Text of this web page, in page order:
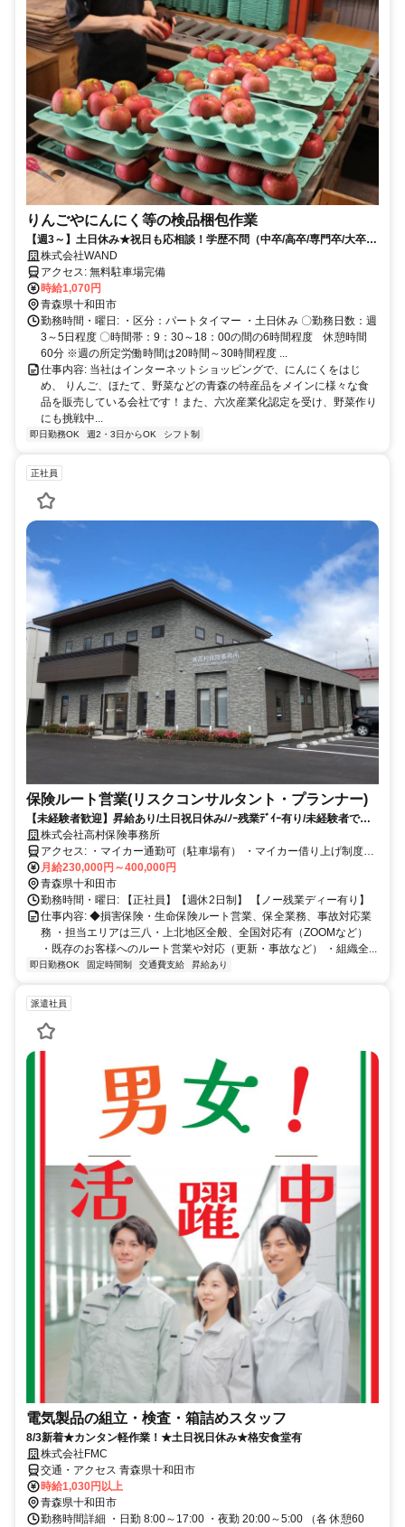
りんごやにんにく等の検品梱包作業
【週3～】土日休み★祝日も応相談！学歴不問（中卒/高卒/専門卒/大卒
OK）未経験大歓迎
株式会社WAND
アクセス: 無料駐車場完備
時給1,070円
青森県十和田市
勤務時間・曜日: ・区分：パートタイマー ・土日休み 〇勤務日数：週
3～5日程度 〇時間帯：9：30～18：00の間の6時間程度 休憩時間
60分 ※週の所定労働時間は20時間～30時間程度 ...
仕事内容: 当社はインターネットショッピングで、にんにくをはじ
め、 りんご、ほたて、野菜などの青森の特産品をメインに様々な食
品を販売している会社です！また、六次産業化認定を受け、野菜作り
にも挑戦中...
即日勤務OK 週2・3日からOK シフト制
正社員
保険ルート営業(リスクコンサルタント・プランナー)
【未経験者歓迎】昇給あり/土日祝日休み/ﾉｰ残業ﾃﾞｲｰ有り/未経験者でも
育成プログラムあり（仕事のプロセスを最短で習得できます）/保険会社
へ出向制度あり（補償・保障内容をしっかり習得できます）/育成担当者
がしっかりサポートします
株式会社高村保険事務所
アクセス: ・マイカー通勤可（駐車場有） ・マイカー借り上げ制度あ
り（借り上げ金支給・社内規定による）
月給230,000円～400,000円
青森県十和田市
勤務時間・曜日: 【正社員】【週休2日制】 【ノー残業ディー有り】
仕事内容: ◆損害保険・生命保険ルート営業、保全業務、事故対応業
務 ・担当エリアは三八・上北地区全般、全国対応有（ZOOMなど）
・既存のお客様へのルート営業や対応（更新・事故など） ・組織全...
即日勤務OK 固定時間制 交通費支給 昇給あり
派遣社員
電気製品の組立・検査・箱詰めスタッフ
8/3新着★カンタン軽作業！★土日祝日休み★格安食堂有
株式会社FMC
交通・アクセス 青森県十和田市
時給1,030円以上
青森県十和田市
勤務時間詳細 ・日勤 8:00～17:00 ・夜勤 20:00～5:00 （各 休憩60